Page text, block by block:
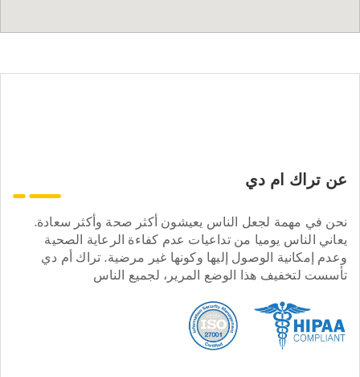
عن تراك ام دي
نحن في مهمة لجعل الناس يعيشون أكثر صحة وأكثر سعادة.
يعاني الناس يوميا من تداعيات عدم كفاءة الرعاية الصحية
وعدم إمكانية الوصول إليها وكونها غير مرضية. تراك أم دي
تأسست لتخفيف هذا الوضع المرير، لجميع الناس